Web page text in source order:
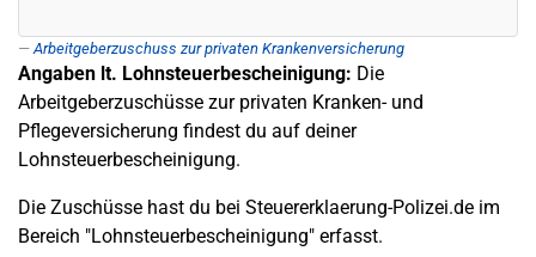
Arbeitgeberzuschuss zur privaten Krankenversicherung
Angaben lt. Lohnsteuerbescheinigung: Die
Arbeitgeberzuschüsse zur privaten Kranken- und
Pflegeversicherung findest du auf deiner
Lohnsteuerbescheinigung.
Die Zuschüsse hast du bei Steuererklaerung-Polizei.de im
Bereich "Lohnsteuerbescheinigung" erfasst.